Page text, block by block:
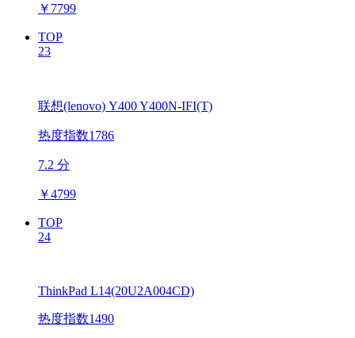
￥ 7799
TOP
23
联想(lenovo) Y400 Y400N-IFI(T)
热度指数1786
7.2 分
￥4799
TOP
24
ThinkPad L14(20U2A004CD)
热度指数1490